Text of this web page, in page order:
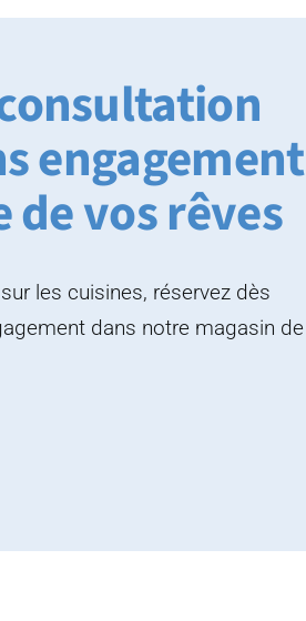
engagement
vos rêves
les cuisines, réservez dès
dans notre magasin de